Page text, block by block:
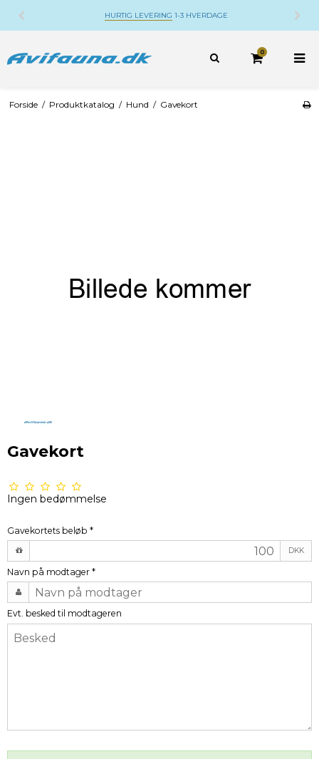
HURTIG LEVERING 1-3 HVERDAGE
0
Forside / Produktkatalog / Hund / Gavekort
Gavekort
Ingen bedømmelse
Gavekortets beløb *
DKK
Navn på modtager *
Evt. besked til modtageren